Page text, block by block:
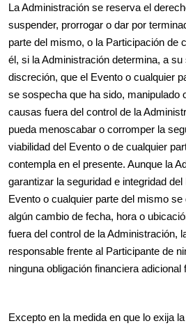
La Administración se reserva el
suspender, prorrogar o dar por
parte del mismo, o la Participación de
él, si la Administración determina, a
discreción, que el Evento o cualquier
se sospecha que ha sido, manipulado
causas fuera del control de la
pueda menoscabar o corromper la
viabilidad del Evento o de cualquier
contempla en el presente. Aunque la
garantizar la seguridad e integridad
Evento o cualquier parte del mismo
algún cambio de fecha, hora o
fuera del control de la Administración,
responsable frente al Participante de
ninguna obligación financiera adicional
Excepto en la medida en que lo exija